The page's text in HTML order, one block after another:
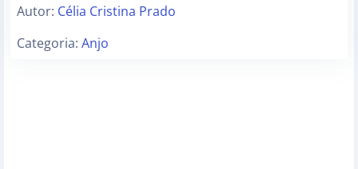
Autor: Célia Cristina Prado
Categoria: Anjo